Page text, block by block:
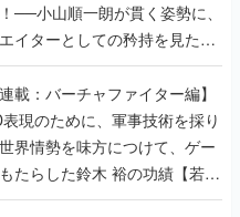
──小山順一朗が貫く姿勢に、
イターとしての矜持を見た
り最終回】
載：バーチャファイター編】
表現のために、軍事技術を採り
界情勢を味方につけて、ゲー
たらした鈴木 裕の功績【若ゲ